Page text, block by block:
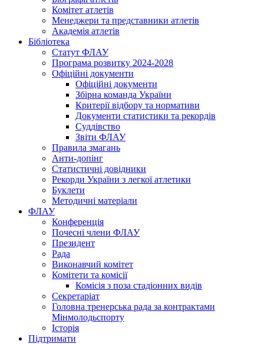
Комітет атлетів
Менеджери та представники атлетів
Академія атлетів
Бібліотека
Статут ФЛАУ
Програма розвитку 2024-2028
Офіційні документи
Офіційні документи
Збірна команда України
Критерії відбору та нормативи
Документи статистики та рекордів
Суддівство
Звіти ФЛАУ
Правила змагань
Анти-допінг
Статистичні довідники
Рекорди України з легкої атлетики
Буклети
Методичні матеріали
ФЛАУ
Конференція
Почесні члени ФЛАУ
Президент
Рада
Виконавчий комітет
Комітети та комісії
Комісія з поза стадіонних видів
Секретаріат
Головна тренерська рада за контрактами
Мінмолодьспорту
Історія
Підтримати